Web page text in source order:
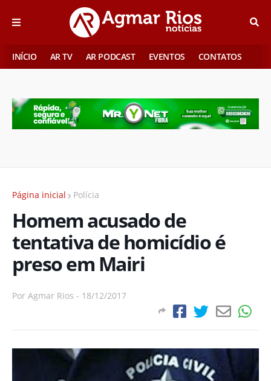
INÍCIO AR TV AR PODCAST EVENTOS CONTATOS
Página inicial Polícia
Homem acusado de
tentativa de homicídio é
preso em Mairi
Por Agmar Rios - 18/12/2017